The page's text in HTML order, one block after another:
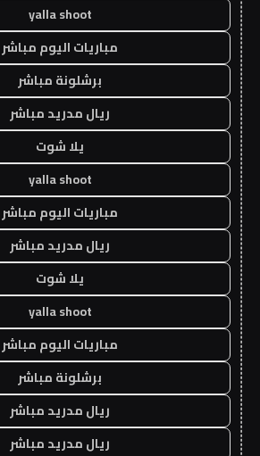
yalla shoot
مباريات اليوم مباشر
برشلونة مباشر
ريال مدريد مباشر
يلا شوت
yalla shoot
مباريات اليوم مباشر
ريال مدريد مباشر
يلا شوت
yalla shoot
مباريات اليوم مباشر
برشلونة مباشر
ريال مدريد مباشر
ريال مدريد مباشر